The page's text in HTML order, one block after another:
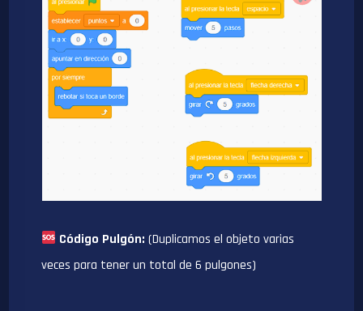
Código Pulgón: (Duplicamos el objeto varias
veces para tener un total de 6 pulgones)